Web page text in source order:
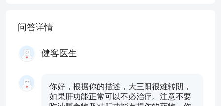
问答详情
健客医生
你好，根据你的描述，大三阳很难转阴，
如果肝功能正常可以不必治疗。注意不要